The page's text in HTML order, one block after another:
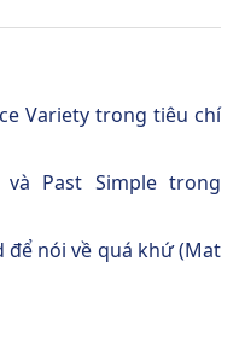
Variety trong tiêu chí
Past Simple trong
để nói về quá khứ (Mat